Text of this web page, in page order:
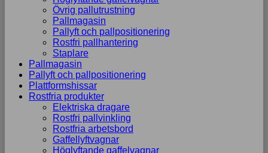
Övrig pallutrustning
Pallmagasin
Pallyft och pallpositionering
Rostfri pallhantering
Staplare
Pallmagasin
Pallyft och pallpositionering
Plattformshissar
Rostfria produkter
Elektriska dragare
Rostfri pallvinkling
Rostfria arbetsbord
Gaffellyftvagnar
Höglyftande gaffelvagnar